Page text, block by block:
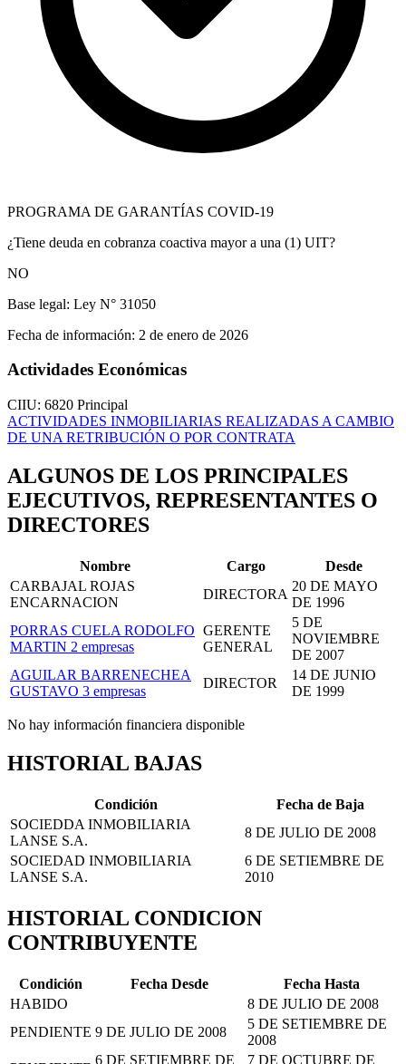
PROGRAMA DE GARANTÍAS COVID-19
¿Tiene deuda en cobranza coactiva mayor a una (1) UIT?
NO
Base legal: Ley N° 31050
Fecha de información: 2 de enero de 2026
Actividades Económicas
CIIU: 6820 Principal
ACTIVIDADES INMOBILIARIAS REALIZADAS A CAMBIO
DE UNA RETRIBUCIÓN O POR CONTRATA
ALGUNOS DE LOS PRINCIPALES
EJECUTIVOS, REPRESENTANTES O
DIRECTORES
Nombre Cargo
Desde
CARBAJAL ROJAS
ENCARNACION
DIRECTORA
20 DE MAYO
DE 1996
PORRAS CUELA RODOLFO
MARTIN 2 empresas
GERENTE
GENERAL
5 DE
NOVIEMBRE
DE 2007
AGUILAR BARRENECHEA
GUSTAVO 3 empresas
DIRECTOR
14 DE JUNIO
DE 1999
No hay información financiera disponible
HISTORIAL BAJAS
Condición
Fecha de Baja
SOCIEDDA INMOBILIARIA
LANSE S.A.
8 DE JULIO DE 2008
SOCIEDAD INMOBILIARIA
LANSE S.A.
6 DE SETIEMBRE DE
2010
HISTORIAL CONDICION
CONTRIBUYENTE
Condición Fecha Desde
Fecha Hasta
HABIDO
8 DE JULIO DE 2008
PENDIENTE 9 DE JULIO DE 2008
5 DE SETIEMBRE DE
2008
6 DE SETIEMBRE DE 7 DE OCTUBRE DE